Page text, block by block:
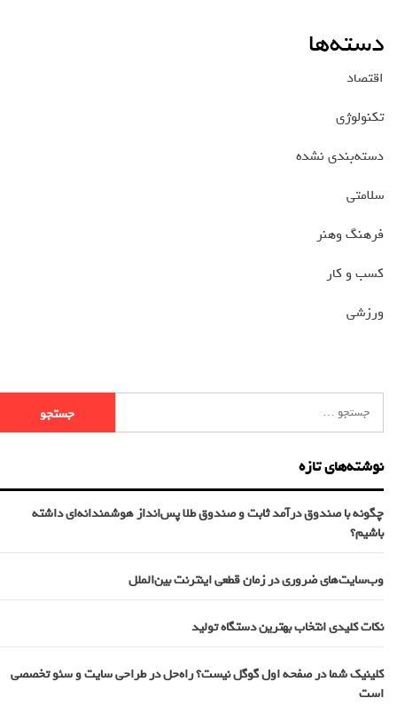
دسته‌ها
اقتصاد
تکنولوژی
دسته‌بندی نشده
سلامتی
فرهنگ وهنر
کسب و کار
ورزشی
نوشته‌های تازه
چگونه با صندوق درآمد ثابت و صندوق طلا پس‌انداز هوشمندانه‌ای داشته
باشیم؟
وب‌سایت‌های ضروری در زمان قطعی اینترنت بین‌الملل
نکات کلیدی انتخاب بهترین دستگاه تولید
کلینیک شما در صفحه اول گوگل نیست؟ راه‌حل در طراحی سایت و سئو تخصصی
است